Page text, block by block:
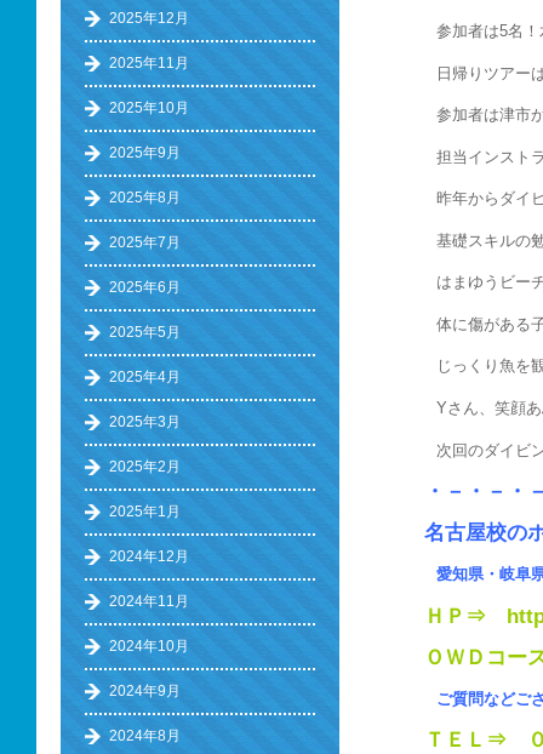
参加者は5名
日帰りツアー
参加者は津市
担当インスト
昨年からダイ
基礎スキルの
はまゆうビー
体に傷がある
じっくり魚を
Yさん、笑顔
次回のダイビ
・－・－・
名古屋校の
愛知県・岐阜
ＨＰ⇒
ＯＷＤコー
ご質問などご
ＴＥＬ⇒ ０
2025年12月
2025年11月
2025年10月
2025年9月
2025年8月
2025年7月
2025年6月
2025年5月
2025年4月
2025年3月
2025年2月
2025年1月
2024年12月
2024年11月
2024年10月
2024年9月
2024年8月